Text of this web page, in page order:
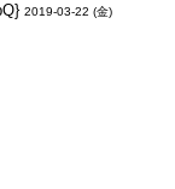
2019-03-22 (金)